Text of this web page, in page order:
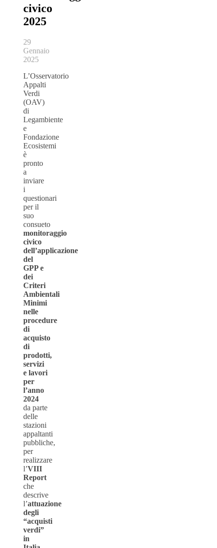
civico
2025
29
Gennaio
2025
L’Osservatorio
Appalti
Verdi
(OAV)
di
Legambiente
e
Fondazione
Ecosistemi
è
pronto
a
inviare
i
questionari
per il
suo
consueto
monitoraggio
civico
dell’applicazione
del
GPP e
dei
Criteri
Ambientali
Minimi
nelle
procedure
di
acquisto
di
prodotti,
servizi
e lavori
per
l’anno
2024
da parte
delle
stazioni
appaltanti
pubbliche,
per
realizzare
l’VIII
Report
che
descrive
l’attuazione
degli
“acquisti
verdi”
in